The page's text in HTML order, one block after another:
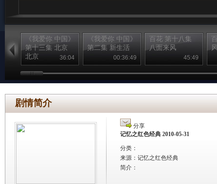
《我爱你 中国》
第十三集 北京
北京
36:04
《我爱你 中国》
第二集 新生活
00:36:49
百花 第十八集
八面来风
45:49
剧情简介
分享
记忆之红色经典 2010-05-31
分类：
来源： 记忆之红色经典
简介：